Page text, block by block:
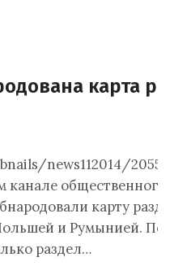
карта
news112014/
общественного
карту
и Румынией.
раздел…